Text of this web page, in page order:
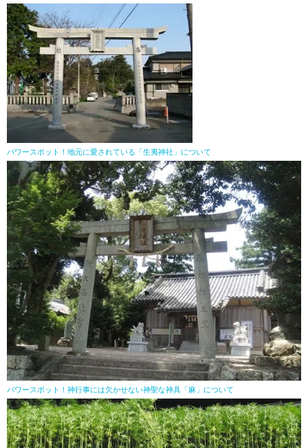
パワースポット！地元に愛されている「生夷神社」について
パワースポット！神行事には欠かせない神聖な神具「麻」について